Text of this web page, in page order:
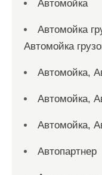
Автомойка
Автомойка
Автомойка
Автомойка,
Автомойка,
Автомойка,
Автопартнер